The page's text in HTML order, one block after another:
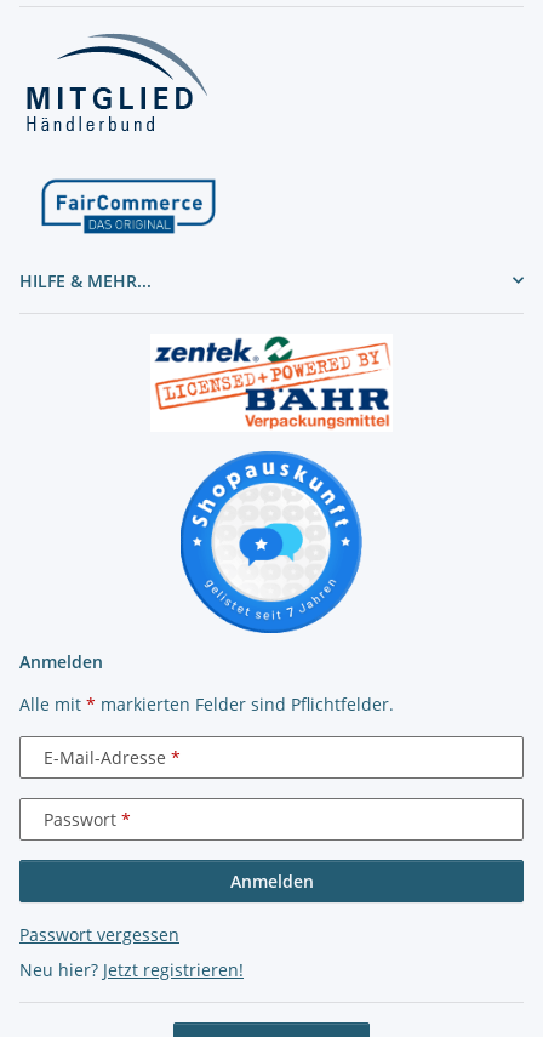
HILFE & MEHR...
Anmelden
Alle mit * markierten Felder sind Pflichtfelder.
E-Mail-Adresse
Passwort
Anmelden
Passwort vergessen
Neu hier? Jetzt registrieren!